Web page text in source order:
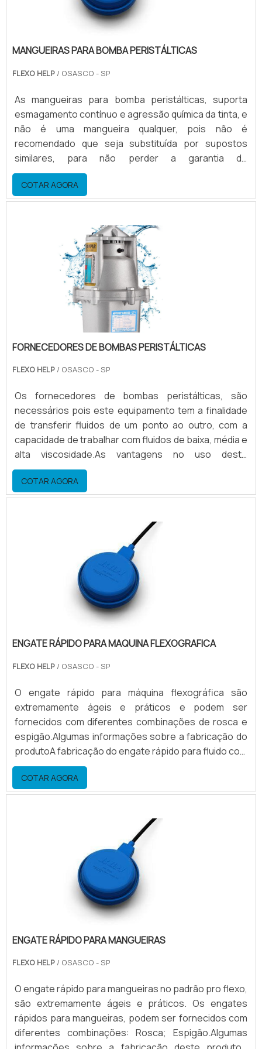
MANGUEIRAS PARA BOMBA PERISTÁLTICAS
FLEXO HELP / OSASCO - SP
As mangueiras para bomba peristálticas, suporta
esmagamento contínuo e agressão química da tinta, e
não é uma mangueira qualquer, pois não é
recomendado que seja substituída por supostos
similares, para não perder a garantia do
equipamento.A vida útil das mangueiras Dependendo
da carga horária de trabalho da bomba e da química do
solvente, que pode ser mais ou menos agressiva, ou
citadas, mas em média, ela trabalha cerca de 60 dias,
operando em .
COTAR AGORA
FORNECEDORES DE BOMBAS PERISTÁLTICAS
FLEXO HELP / OSASCO - SP
Os fornecedores de bombas peristálticas, são
necessários pois este equipamento tem a finalidade
de transferir fluidos de um ponto ao outro, com a
capacidade de trabalhar com fluidos de baixa, média e
alta viscosidade.As vantagens no uso deste
equipamento Grande economia de solventes;
Economia de tinta; Economia de energia elétrica;
Rápida limpeza e preparação. Conhecendo mais
peristáltica tem uma grande economia de solvente,
COTAR AGORA
ENGATE RÁPIDO PARA MAQUINA FLEXOGRAFICA
FLEXO HELP / OSASCO - SP
O engate rápido para máquina flexográfica são
extremamente ágeis e práticos e podem ser
fornecidos com diferentes combinações de rosca e
espigão.Algumas informações sobre a fabricação do
produtoA fabricação do engate rápido para fluido com
fecho lateral tipo mola é exclusiva, sendo que o
material para construção pode ser: Aço; Alumínio;
Inox; Entre outros.Alguns modelos de engate rápido, é
e dimensão da rosca, a qual também pode ser npt ou
COTAR AGORA
ENGATE RÁPIDO PARA MANGUEIRAS
FLEXO HELP / OSASCO - SP
O engate rápido para mangueiras no padrão pro flexo,
são extremamente ágeis e práticos. Os engates
rápidos para mangueiras, podem ser fornecidos com
diferentes combinações: Rosca; Espigão.Algumas